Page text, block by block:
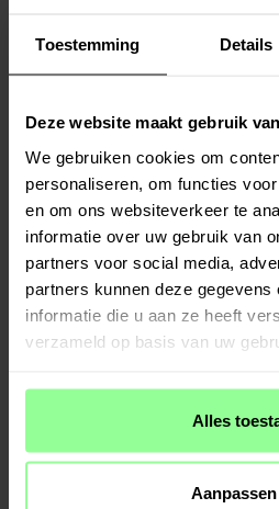
Toestemming Details
Deze website maakt gebruik
We gebruiken cookies om
personaliseren, om functies
en om ons websiteverkeer te
informatie over uw gebruik van
partners voor social media,
partners kunnen deze
informatie die u aan ze heeft
verzameld op basis van uw
Alles
Aanpassen
Op voorraad
DG.MING - Magnetic Card Slots Case
Samsung Galaxy S22 Ultra Zwart
€ 14,95